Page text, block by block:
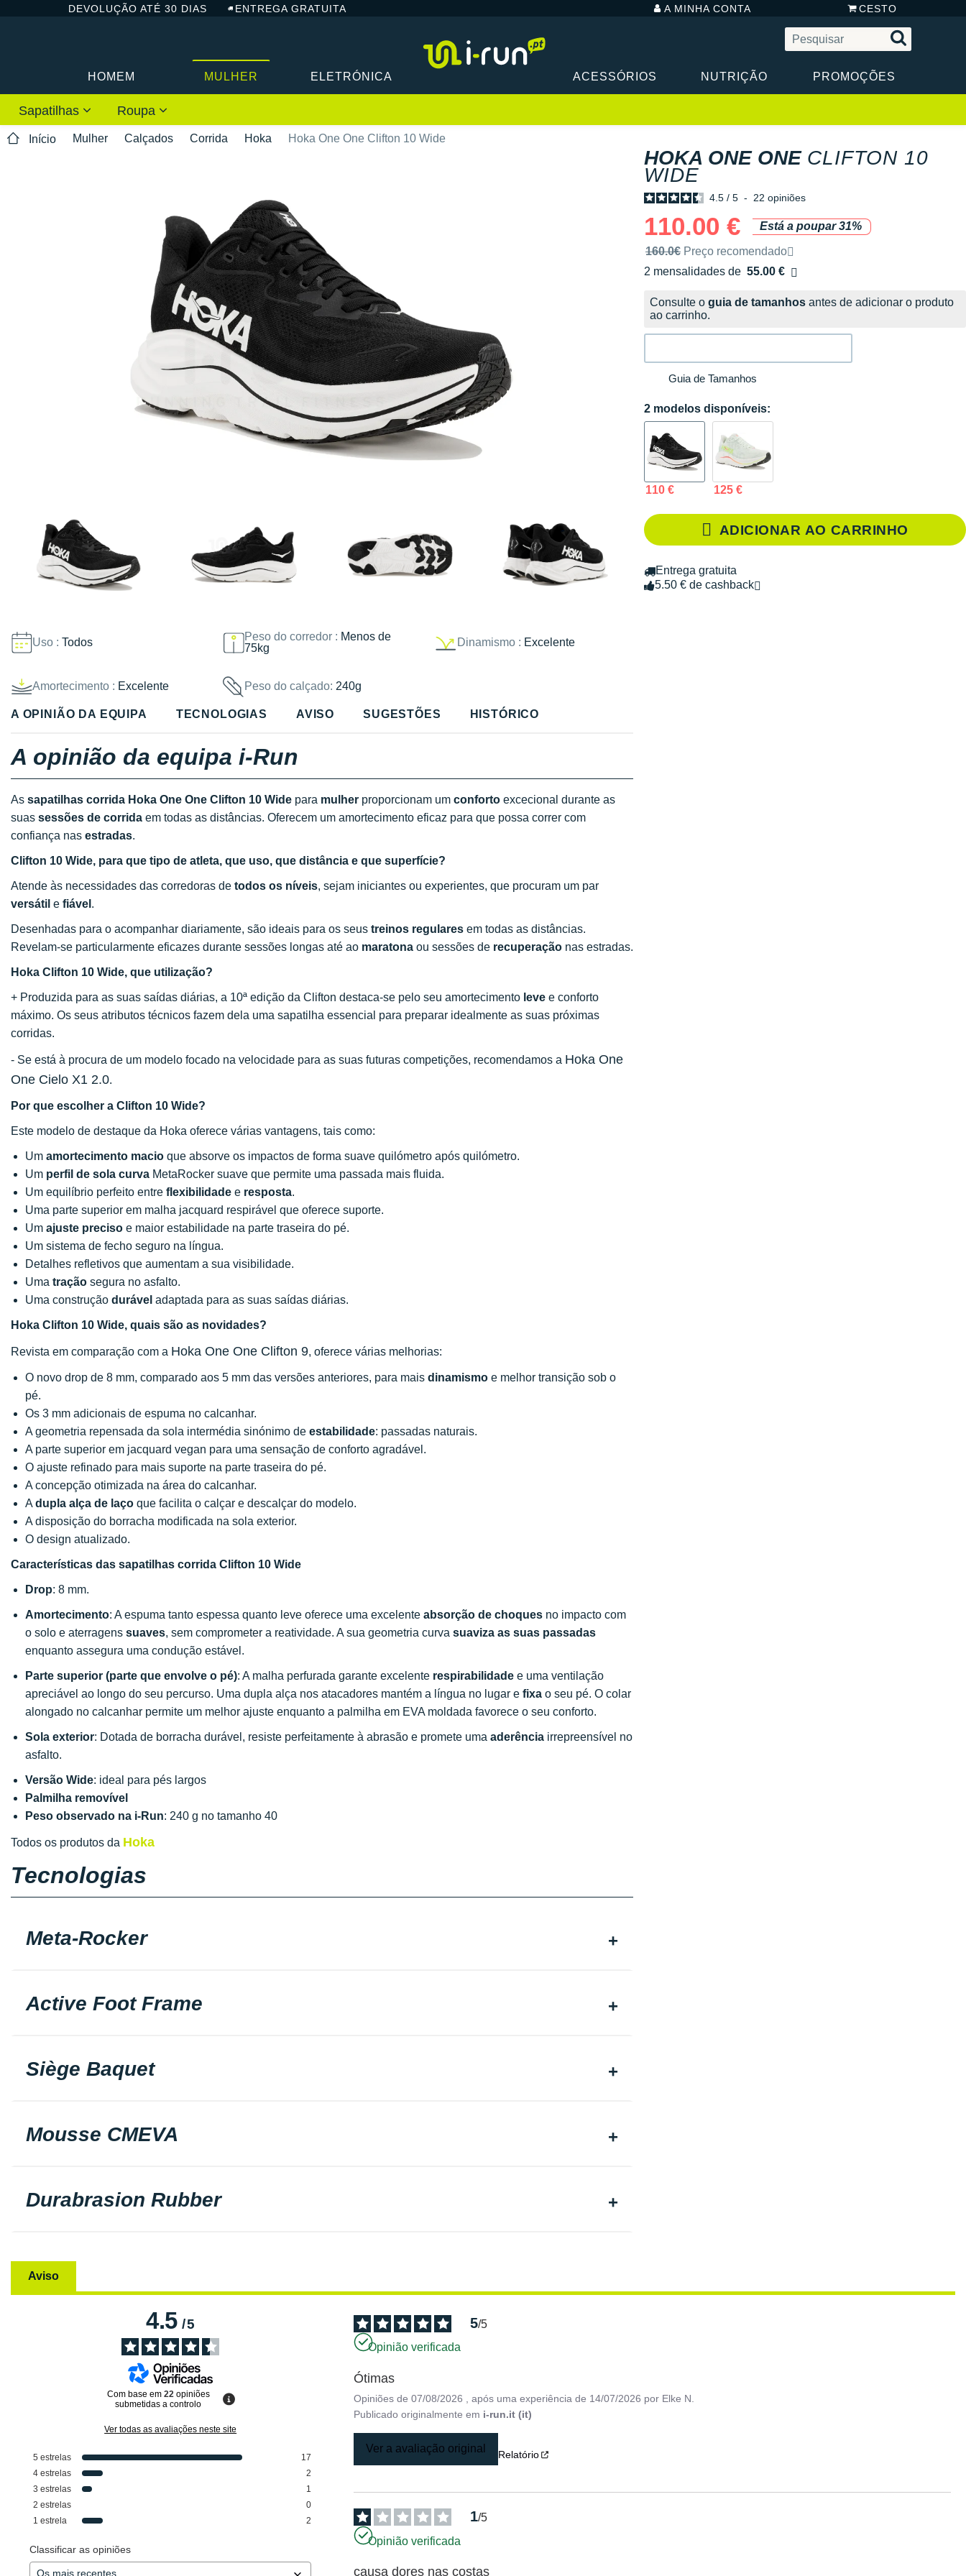
DEVOLUÇÃO ATÉ 30 DIAS ENTREGA GRATUITA A MINHA CONTA CESTO
HOMEM MULHER ELETRÓNICA ACESSÓRIOS NUTRIÇÃO PROMOÇÕES
Sapatilhas Roupa
Início Mulher Calçados Corrida Hoka Hoka One One Clifton 10 Wide
Uso : Todos Peso do corredor : Menos de
75kg
Dinamismo : Excelente
Amortecimento : Excelente Peso do calçado: 240g
HOKA ONE ONE CLIFTON 10
WIDE
4.5 / 5 - 22 opiniões
110.00 €
Está a poupar 31%
Preço de venda recomendado pela marca
160.0€ Preço recomendado
2 mensalidades de 55.00 €
sem custos
Consulte o guia de tamanhos antes de adicionar o produto
ao carrinho.
Guia de Tamanhos
2 modelos disponíveis:
110 € 125 €
ADICIONAR AO CARRINHO
Entrega gratuita
5.50 € de cashback
A OPINIÃO DA EQUIPA TECNOLOGIAS AVISO SUGESTÕES HISTÓRICO
A opinião da equipa i-Run
As sapatilhas corrida Hoka One One Clifton 10 Wide para mulher proporcionam um conforto excecional durante as
suas sessões de corrida em todas as distâncias. Oferecem um amortecimento eficaz para que possa correr com
confiança nas estradas.
Clifton 10 Wide, para que tipo de atleta, que uso, que distância e que superfície?
Atende às necessidades das corredoras de todos os níveis, sejam iniciantes ou experientes, que procuram um par
versátil e fiável .
Desenhadas para o acompanhar diariamente, são ideais para os seus treinos regulares em todas as distâncias.
Revelam-se particularmente eficazes durante sessões longas até ao maratona ou sessões de recuperação nas estradas.
Hoka Clifton 10 Wide, que utilização?
+ Produzida para as suas saídas diárias, a 10ª edição da Clifton destaca-se pelo seu amortecimento leve e conforto
máximo. Os seus atributos técnicos fazem dela uma sapatilha essencial para preparar idealmente as suas próximas
corridas.
- Se está à procura de um modelo focado na velocidade para as suas futuras competições, recomendamos a Hoka One
One Cielo X1 2.0.
Por que escolher a Clifton 10 Wide?
Este modelo de destaque da Hoka oferece várias vantagens, tais como:
Um amortecimento macio que absorve os impactos de forma suave quilómetro após quilómetro.
Um perfil de sola curva MetaRocker suave que permite uma passada mais fluida.
Um equilíbrio perfeito entre flexibilidade e resposta.
Uma parte superior em malha jacquard respirável que oferece suporte.
Um ajuste preciso e maior estabilidade na parte traseira do pé.
Um sistema de fecho seguro na língua.
Detalhes refletivos que aumentam a sua visibilidade.
Uma tração segura no asfalto.
Uma construção durável adaptada para as suas saídas diárias.
Hoka Clifton 10 Wide, quais são as novidades?
Revista em comparação com a Hoka One One Clifton 9, oferece várias melhorias:
O novo drop de 8 mm, comparado aos 5 mm das versões anteriores, para mais dinamismo e melhor transição sob o
pé.
Os 3 mm adicionais de espuma no calcanhar.
A geometria repensada da sola intermédia sinónimo de estabilidade: passadas naturais.
A parte superior em jacquard vegan para uma sensação de conforto agradável.
O ajuste refinado para mais suporte na parte traseira do pé.
A concepção otimizada na área do calcanhar.
A dupla alça de laço que facilita o calçar e descalçar do modelo.
A disposição do borracha modificada na sola exterior.
O design atualizado.
Características das sapatilhas corrida Clifton 10 Wide
Drop: 8 mm.
Amortecimento: A espuma tanto espessa quanto leve oferece uma excelente absorção de choques no impacto com
o solo e aterragens suaves, sem comprometer a reatividade. A sua geometria curva suaviza as suas passadas
enquanto assegura uma condução estável.
Parte superior (parte que envolve o pé): A malha perfurada garante excelente respirabilidade e uma ventilação
apreciável ao longo do seu percurso. Uma dupla alça nos atacadores mantém a língua no lugar e fixa o seu pé. O colar
alongado no calcanhar permite um melhor ajuste enquanto a palmilha em EVA moldada favorece o seu conforto.
Sola exterior: Dotada de borracha durável, resiste perfeitamente à abrasão e promete uma aderência irrepreensível no
asfalto.
Versão Wide: ideal para pés largos
Palmilha removível
Peso observado na i-Run: 240 g no tamanho 40
Todos os produtos da Hoka
Tecnologias
Meta-Rocker
Active Foot Frame
Siège Baquet
Mousse CMEVA
Durabrasion Rubber
Aviso
4.5/5
Com base em 22 opiniões
submetidas a controlo
Ver todas as avaliações neste site
5 estrelas
17
4 estrelas
2
3 estrelas
1
2 estrelas
0
1 estrela 2
Classificar as opiniões
5/5
Opinião verificada
Ótimas
Opiniões de07/08/2026 , após uma experiência de 14/07/2026 por Elke N.
Publicado originalmente em i-run.it (it)
Ver a avaliação original Relatório
1/5
Opinião verificada
causa dores nas costas